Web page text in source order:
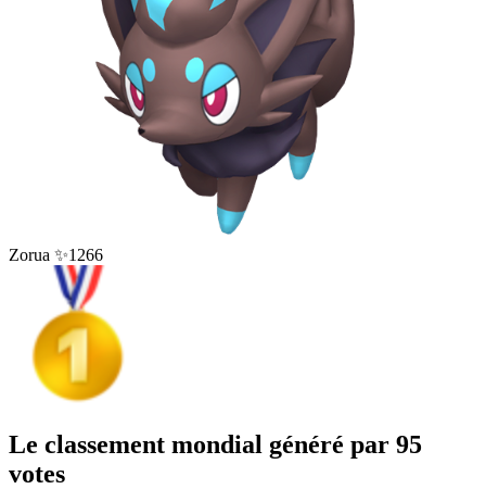
Zorua ✨1266
Le classement mondial généré par 95
votes